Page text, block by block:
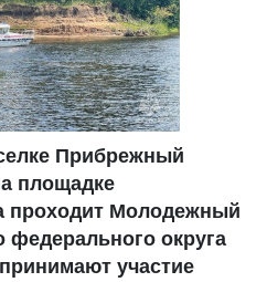
Прибрежный
площадке
проходит Молодежный
округа
участие